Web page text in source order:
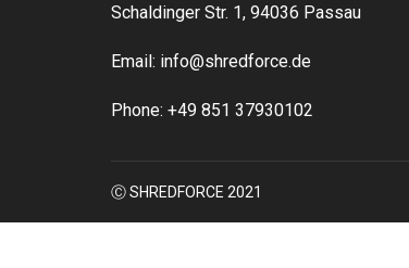
Schaldinger Str. 1, 94036 Passau
Email: info@shredforce.de
Phone: +49 851 37930102
Ⓒ SHREDFORCE 2021